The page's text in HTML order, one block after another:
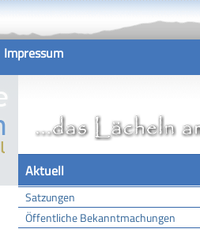
Impressum
Aktuell
Satzungen
Öffentliche Bekanntmachungen